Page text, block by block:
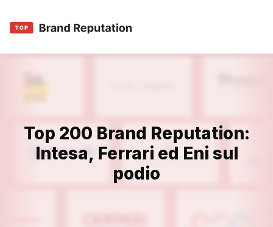
Top 200 Brand Reputation:
Intesa, Ferrari ed Eni sul
podio